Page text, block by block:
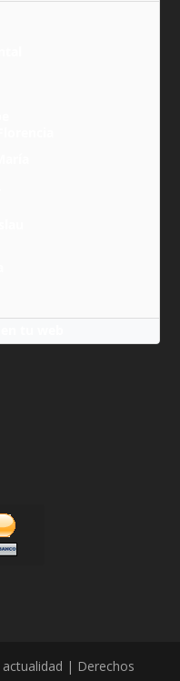
actualidad | Derechos